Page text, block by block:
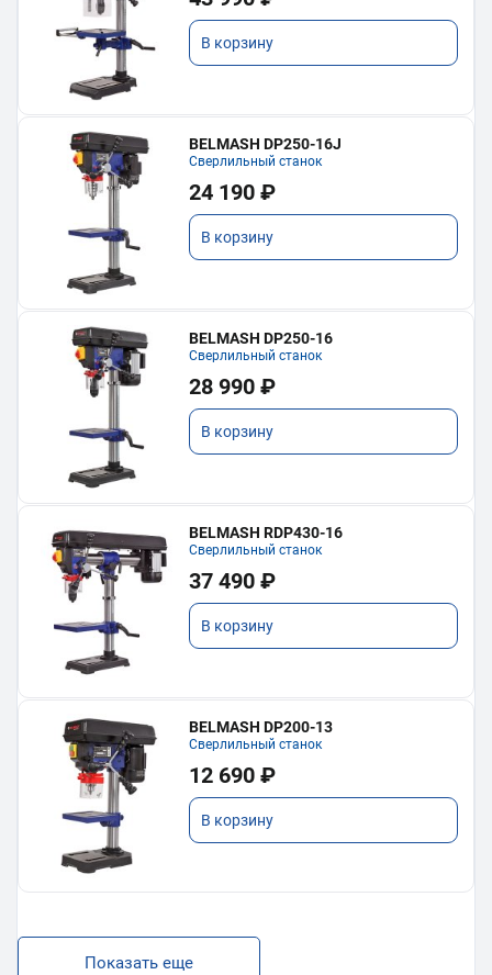
В корзину
BELMASH DP250-16J
Сверлильный станок
24 190 ₽
В корзину
BELMASH DP250-16
Сверлильный станок
28 990 ₽
В корзину
BELMASH RDP430-16
Сверлильный станок
37 490 ₽
В корзину
BELMASH DP200-13
Сверлильный станок
12 690 ₽
В корзину
Показать еще